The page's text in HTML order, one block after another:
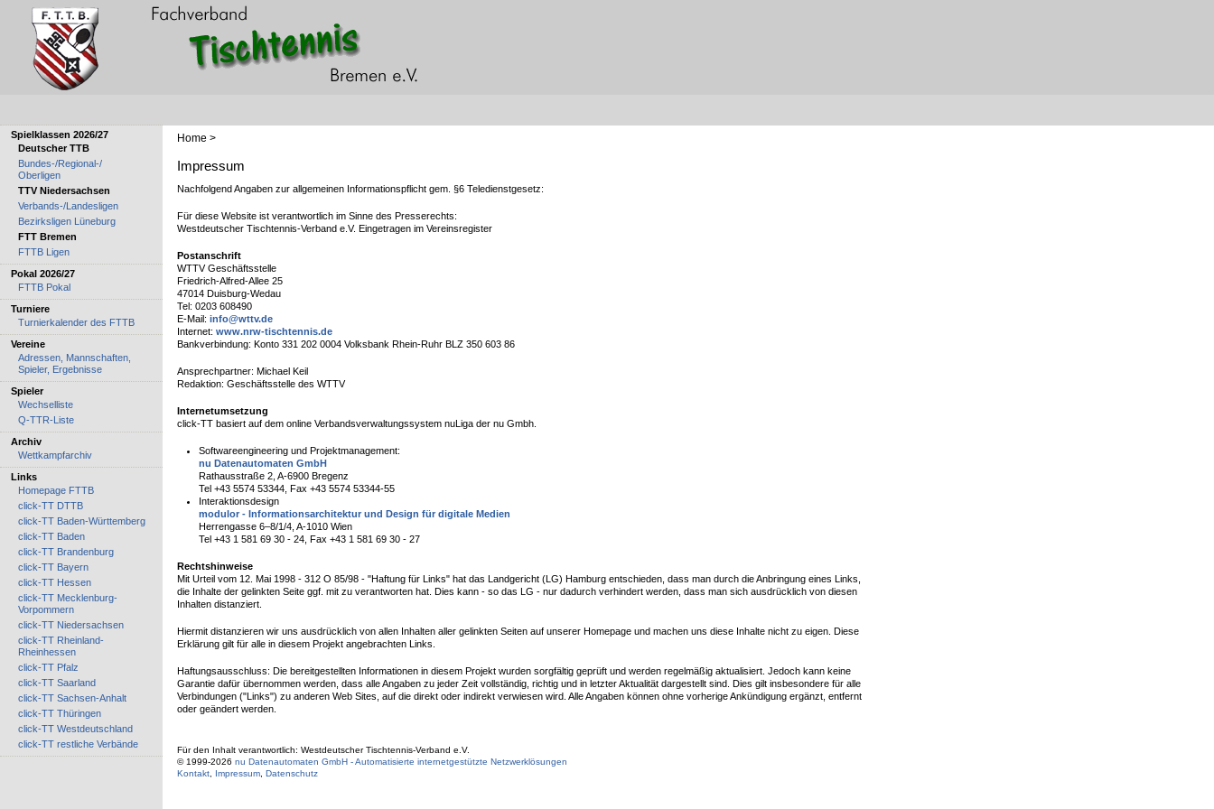
Home >
Spielklassen 2026/27
Deutscher TTB
Bundes-/Regional-/
Oberligen
TTV Niedersachsen
Verbands-/Landesligen
Bezirksligen Lüneburg
FTT Bremen
FTTB Ligen
Pokal 2026/27
FTTB Pokal
Turniere
Turnierkalender des FTTB
Vereine
Adressen, Mannschaften,
Spieler, Ergebnisse
Spieler
Wechselliste
Q-TTR-Liste
Archiv
Wettkampfarchiv
Links
Homepage FTTB
click-TT DTTB
click-TT Baden-Württemberg
click-TT Baden
click-TT Brandenburg
click-TT Bayern
click-TT Hessen
click-TT Mecklenburg-
Vorpommern
click-TT Niedersachsen
click-TT Rheinland-
Rheinhessen
click-TT Pfalz
click-TT Saarland
click-TT Sachsen-Anhalt
click-TT Thüringen
click-TT Westdeutschland
click-TT restliche Verbände
Impressum
Nachfolgend Angaben zur allgemeinen Informationspflicht gem. §6 Teledienstgesetz:
Für diese Website ist verantwortlich im Sinne des Presserechts:
Westdeutscher Tischtennis-Verband e.V. Eingetragen im Vereinsregister
Postanschrift
WTTV Geschäftsstelle
Friedrich-Alfred-Allee 25
47014 Duisburg-Wedau
Tel: 0203 608490
E-Mail: info@wttv.de
Internet: www.nrw-tischtennis.de
Bankverbindung: Konto 331 202 0004 Volksbank Rhein-Ruhr BLZ 350 603 86
Ansprechpartner: Michael Keil
Redaktion: Geschäftsstelle des WTTV
Internetumsetzung
click-TT basiert auf dem online Verbandsverwaltungssystem nuLiga der nu Gmbh.
Softwareengineering und Projektmanagement:
nu Datenautomaten GmbH
Rathausstraße 2, A-6900 Bregenz
Tel +43 5574 53344, Fax +43 5574 53344-55
Interaktionsdesign
modulor - Informationsarchitektur und Design für digitale Medien
Herrengasse 6–8/1/4, A-1010 Wien
Tel +43 1 581 69 30 - 24, Fax +43 1 581 69 30 - 27
Rechtshinweise
Mit Urteil vom 12. Mai 1998 - 312 O 85/98 - "Haftung für Links" hat das Landgericht (LG) Hamburg entschieden, dass man durch die Anbringung eines Links,
die Inhalte der gelinkten Seite ggf. mit zu verantworten hat. Dies kann - so das LG - nur dadurch verhindert werden, dass man sich ausdrücklich von diesen
Inhalten distanziert.
Hiermit distanzieren wir uns ausdrücklich von allen Inhalten aller gelinkten Seiten auf unserer Homepage und machen uns diese Inhalte nicht zu eigen. Diese
Erklärung gilt für alle in diesem Projekt angebrachten Links.
Haftungsausschluss: Die bereitgestellten Informationen in diesem Projekt wurden sorgfältig geprüft und werden regelmäßig aktualisiert. Jedoch kann keine
Garantie dafür übernommen werden, dass alle Angaben zu jeder Zeit vollständig, richtig und in letzter Aktualität dargestellt sind. Dies gilt insbesondere für alle
Verbindungen ("Links") zu anderen Web Sites, auf die direkt oder indirekt verwiesen wird. Alle Angaben können ohne vorherige Ankündigung ergänzt, entfernt
oder geändert werden.
Für den Inhalt verantwortlich: Westdeutscher Tischtennis-Verband e.V.
© 1999-2026 nu Datenautomaten GmbH - Automatisierte internetgestützte Netzwerklösungen
Kontakt
Impressum Datenschutz